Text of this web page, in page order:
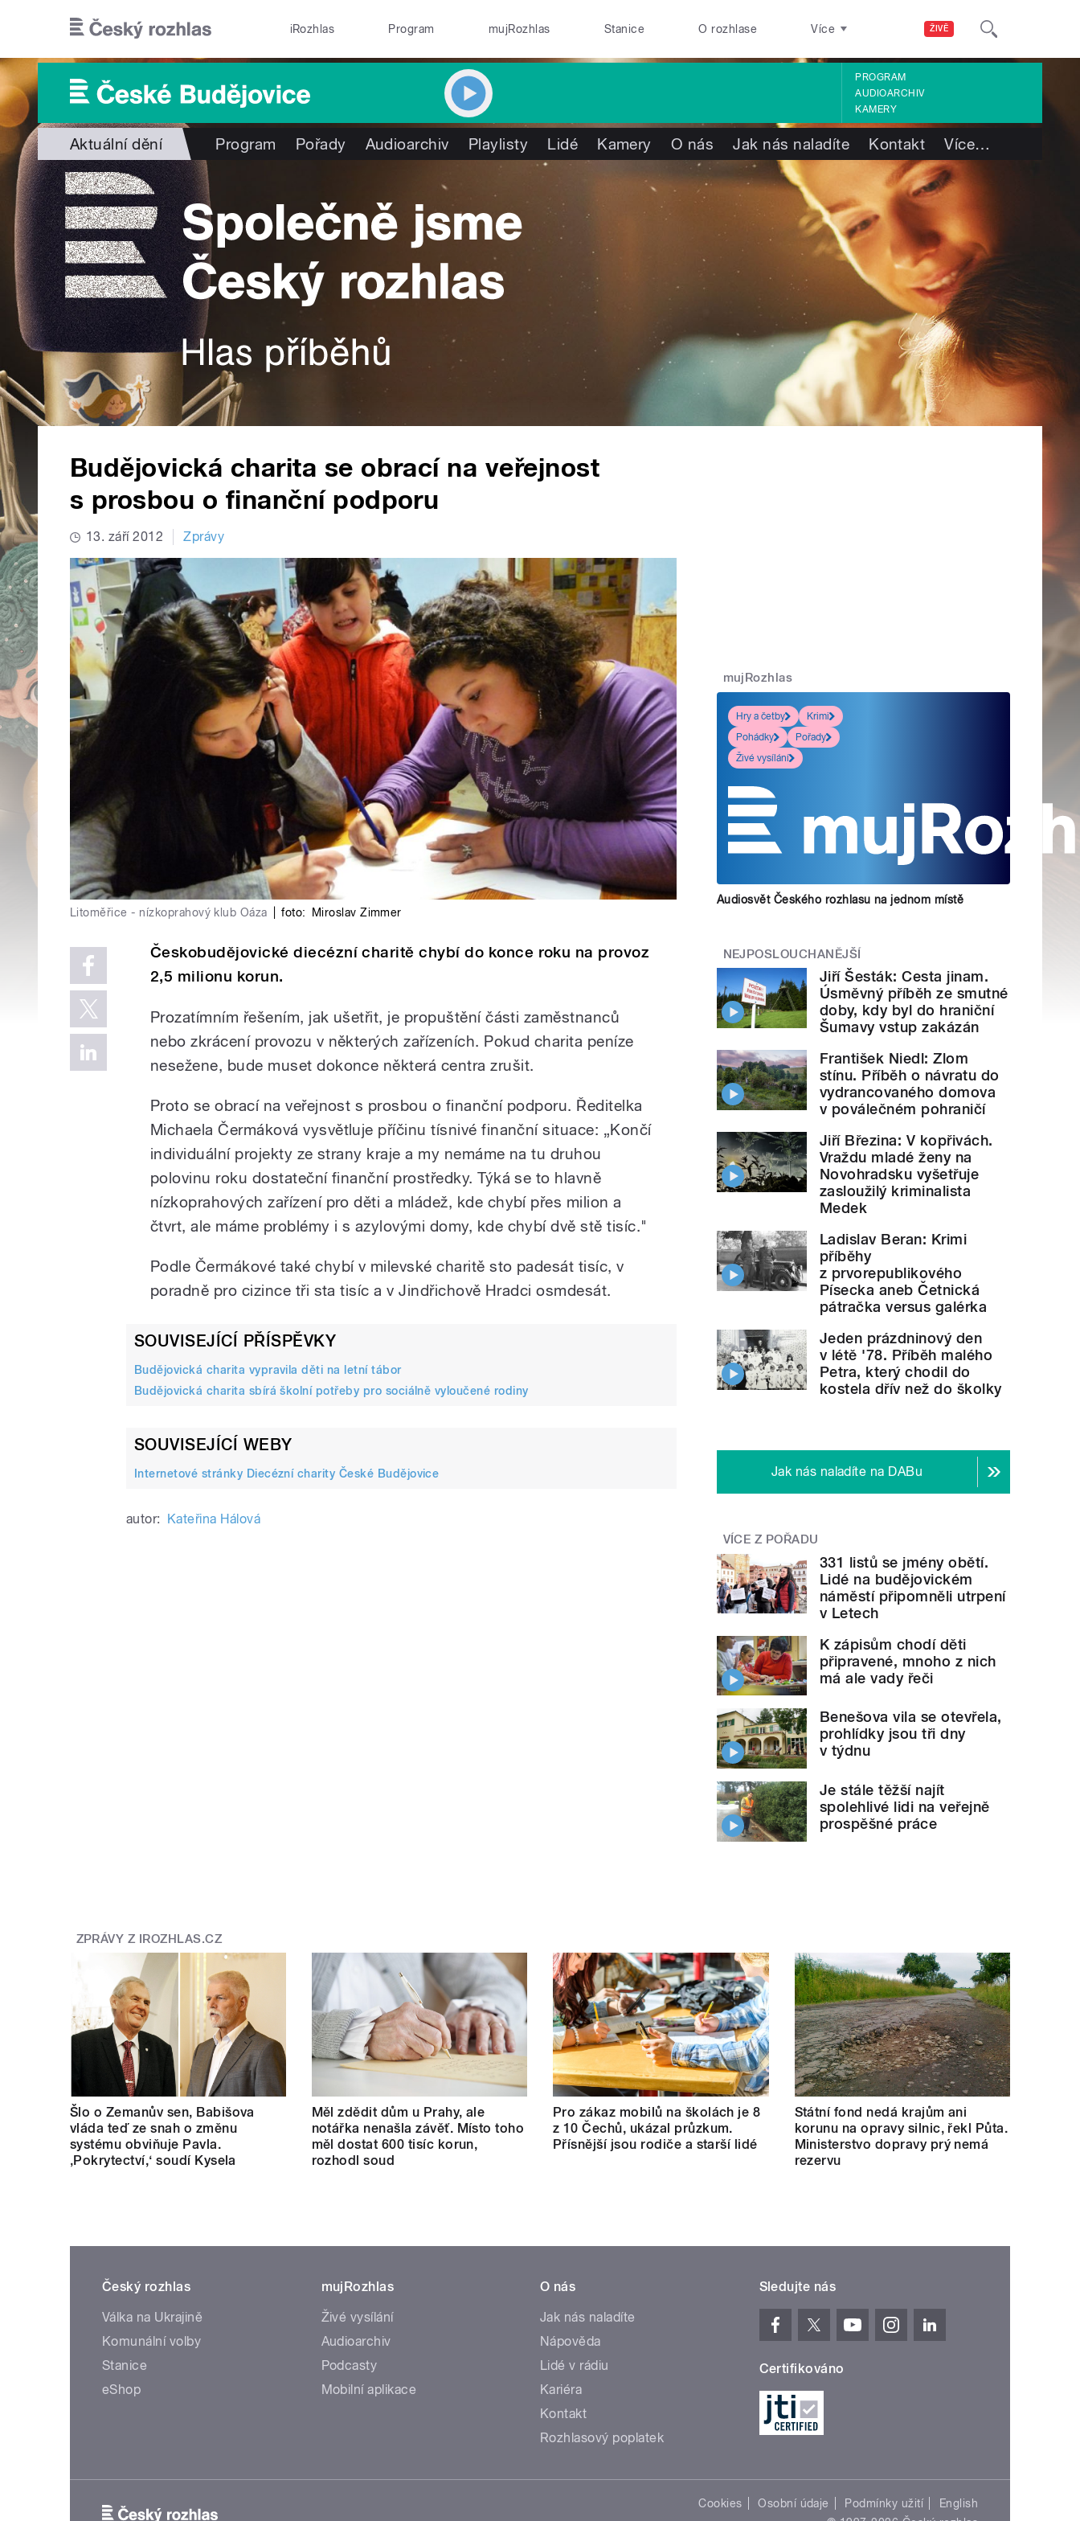
ŽIVĚ
iRozhlas Program mujRozhlas Stanice O rozhlase Více
PROGRAM
AUDIOARCHIV
KAMERY
Aktuální dění Program Pořady Audioarchiv Playlisty Lidé Kamery O nás Jak nás naladíte Kontakt Více…
Budějovická charita se obrací na veřejnost
s prosbou o finanční podporu
13. září 2012 Zprávy
Litoměřice - nízkoprahový klub Oáza foto: Miroslav Zimmer
Českobudějovické diecézní charitě chybí do konce roku na provoz
2,5 milionu korun.
Prozatímním řešením, jak ušetřit, je propuštění části zaměstnanců
nebo zkrácení provozu v některých zařízeních. Pokud charita peníze
nesežene, bude muset dokonce některá centra zrušit.
Proto se obrací na veřejnost s prosbou o finanční podporu. Ředitelka
Michaela Čermáková vysvětluje příčinu tísnivé finanční situace: „Končí
individuální projekty ze strany kraje a my nemáme na tu druhou
polovinu roku dostateční finanční prostředky. Týká se to hlavně
nízkoprahových zařízení pro děti a mládež, kde chybí přes milion a
čtvrt, ale máme problémy i s azylovými domy, kde chybí dvě stě tisíc."
Podle Čermákové také chybí v milevské charitě sto padesát tisíc, v
poradně pro cizince tři sta tisíc a v Jindřichově Hradci osmdesát.
SOUVISEJÍCÍ PŘÍSPĚVKY
Budějovická charita vypravila děti na letní tábor
Budějovická charita sbírá školní potřeby pro sociálně vyloučené rodiny
SOUVISEJÍCÍ WEBY
Internetové stránky Diecézní charity České Budějovice
autor: Kateřina Hálová
mujRozhlas
Hry a četby
Krimi
Pohádky
Pořady
Živé vysílání
Audiosvět Českého rozhlasu na jednom místě
NEJPOSLOUCHANĚJŠÍ
Jiří Šesták: Cesta jinam.
Úsměvný příběh ze smutné
doby, kdy byl do hraniční
Šumavy vstup zakázán
František Niedl: Zlom
stínu. Příběh o návratu do
vydrancovaného domova
v poválečném pohraničí
Jiří Březina: V kopřivách.
Vraždu mladé ženy na
Novohradsku vyšetřuje
zasloužilý kriminalista
Medek
Ladislav Beran: Krimi
příběhy
z prvorepublikového
Písecka aneb Četnická
pátračka versus galérka
Jeden prázdninový den
v létě '78. Příběh malého
Petra, který chodil do
kostela dřív než do školky
Jak nás naladíte na DABu
VÍCE Z POŘADU
331 listů se jmény obětí.
Lidé na budějovickém
náměstí připomněli utrpení
v Letech
K zápisům chodí děti
připravené, mnoho z nich
má ale vady řeči
Benešova vila se otevřela,
prohlídky jsou tři dny
v týdnu
Je stále těžší najít
spolehlivé lidi na veřejně
prospěšné práce
ZPRÁVY Z IROZHLAS.CZ
Šlo o Zemanův sen, Babišova
vláda teď ze snah o změnu
systému obviňuje Pavla.
‚Pokrytectví,‘ soudí Kysela
Měl zdědit dům u Prahy, ale
notářka nenašla závěť. Místo toho
měl dostat 600 tisíc korun,
rozhodl soud
Pro zákaz mobilů na školách je 8
z 10 Čechů, ukázal průzkum.
Přísnější jsou rodiče a starší lidé
Státní fond nedá krajům ani
korunu na opravy silnic, řekl Půta.
Ministerstvo dopravy prý nemá
rezervu
Český rozhlas
Válka na Ukrajině
Komunální volby
Stanice
eShop
mujRozhlas
Živé vysílání
Audioarchiv
Podcasty
Mobilní aplikace
O nás
Jak nás naladíte
Nápověda
Lidé v rádiu
Kariéra
Kontakt
Rozhlasový poplatek
Sledujte nás
Certifikováno
Cookies Osobní údaje Podmínky užití
English